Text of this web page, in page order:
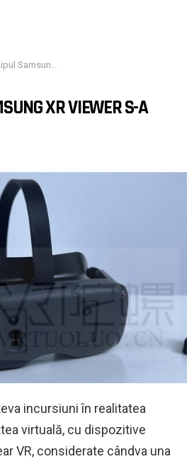
XR Viewer s-a scurs
XR VIEWER S-A
incursiuni în realitatea
virtuală, cu dispozitive
VR, considerate cândva una